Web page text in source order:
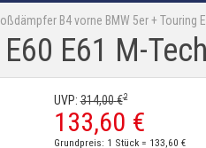
B4 vorne BMW 5er + Touring E…
E61 M-
UVP:314,00€2
133,60 €
Grundpreis: 1 Stück = 133,60 €